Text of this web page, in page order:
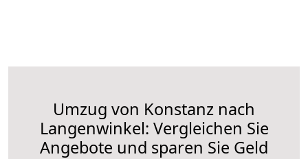
Umzug von Konstanz nach
Langenwinkel: Vergleichen Sie
Angebote und sparen Sie Geld